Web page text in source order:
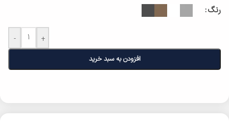
رنگ
- +
افزودن به سبد خرید